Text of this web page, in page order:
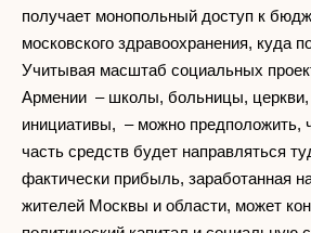
получает монопольный доступ к
московского здравоохранения, куда
Учитывая масштаб социальных
Армении – школы, больницы, церкви,
инициативы, – можно предположить,
часть средств будет направляться
фактически прибыль, заработанная
жителей Москвы и области, может